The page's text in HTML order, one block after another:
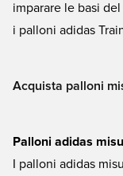
imparare le basi
i palloni adidas
Acquista palloni
Palloni adidas
I palloni adidas